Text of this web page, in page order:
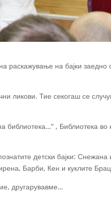
на бајки заедно
ликови. Тие секогаш се
, Библиотека во
детски бајки:
Барби, Кен и куклите
другарувавме…